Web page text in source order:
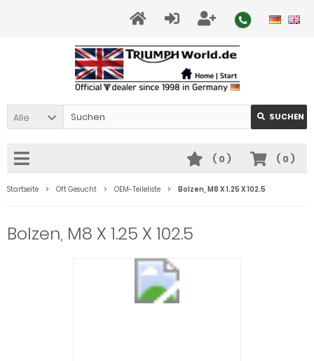
Alle SUCHEN
( 0)
( 0)
Startseite Oft Gesucht OEM-Teileliste Bolzen, M8 X 1.25 X 102.5
Bolzen, M8 X 1.25 X 102.5